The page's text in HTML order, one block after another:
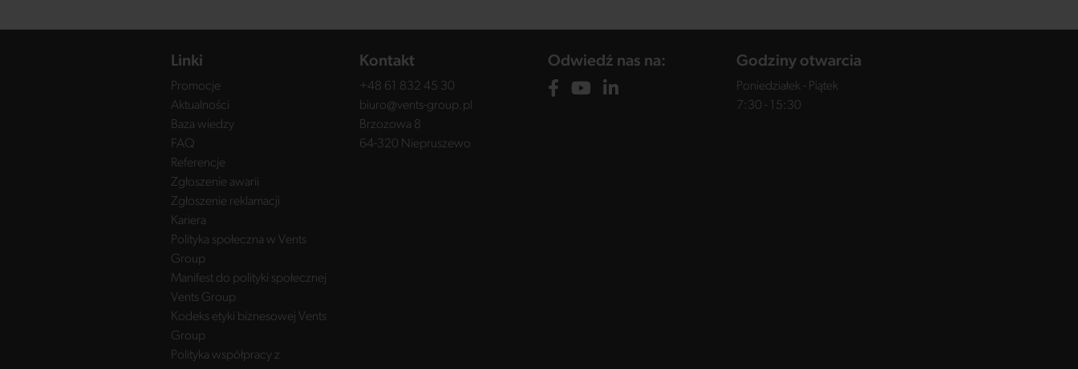
Linki
Promocje
Aktualności
Baza wiedzy
FAQ
Referencje
Zgłoszenie awarii
Zgłoszenie reklamacji
Kariera
Polityka społeczna w Vents
Group
Manifest do polityki społecznej
Vents Group
Kodeks etyki biznesowej Vents
Group
Polityka współpracy z
Kontakt
+48 61 832 45 30
biuro@vents-group.pl
Brzozowa 8
64-320 Niepruszewo
Odwiedź nas na: Godziny otwarcia
Poniedziałek - Piątek
7:30 - 15:30